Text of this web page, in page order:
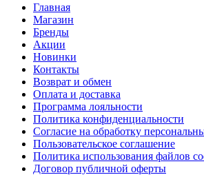
Главная
Магазин
Бренды
Акции
Новинки
Контакты
Возврат и обмен
Оплата и доставка
Программа лояльности
Политика конфиденциальности
Согласие на обработку
Пользовательское соглашение
Политика использования файлов
Договор публичной оферты